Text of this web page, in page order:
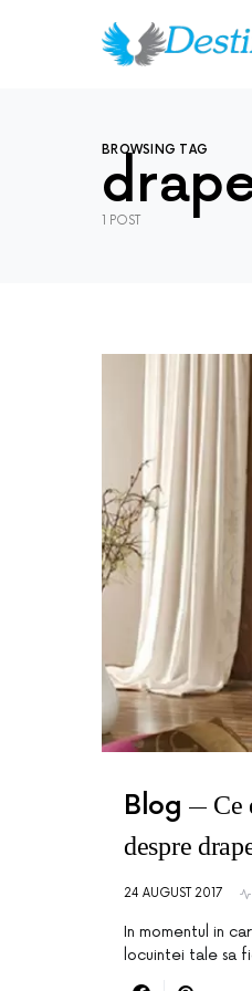
BROWSING TAG
1 POST
Blog
Ce
despre
24 AUGUST 2017
In momentul in
locuintei tale sa